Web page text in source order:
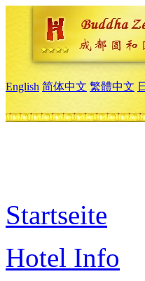
English 简体中文 繁體中文
Startseite
Hotel Info